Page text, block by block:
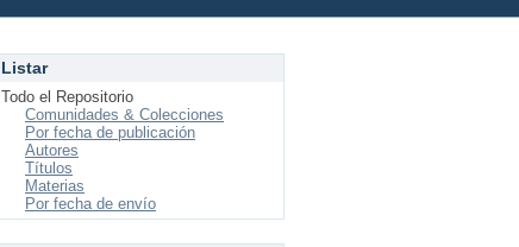
Listar
Todo el Repositorio
Comunidades & Colecciones
Por fecha de publicación
Autores
Títulos
Materias
Por fecha de envío